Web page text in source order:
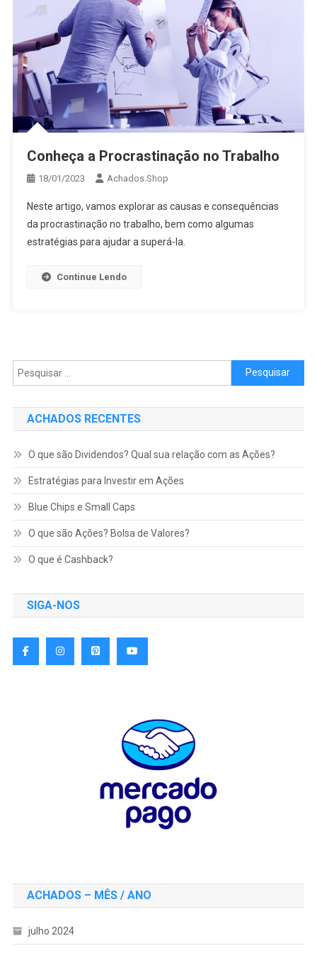
Conheça a Procrastinação no Trabalho
18/01/2023 Achados.Shop
Neste artigo, vamos explorar as causas e consequências
da procrastinação no trabalho, bem como algumas
estratégias para ajudar a superá-la.
Continue Lendo
Pesquisar por:
ACHADOS RECENTES
O que são Dividendos? Qual sua relação com as Ações?
Estratégias para Investir em Ações
Blue Chips e Small Caps
O que são Ações? Bolsa de Valores?
O que é Cashback?
SIGA-NOS
ACHADOS – MÊS / ANO
julho 2024